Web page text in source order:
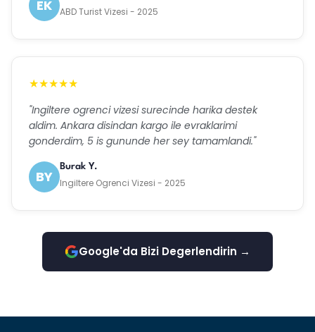
EK ABD Turist Vizesi - 2025
★★★★★
"Ingiltere ogrenci vizesi surecinde harika destek
aldim. Ankara disindan kargo ile evraklarimi
gonderdim, 5 is gununde her sey tamamlandi."
BY
Burak Y.
Ingiltere Ogrenci Vizesi - 2025
Google'da Bizi Degerlendirin →